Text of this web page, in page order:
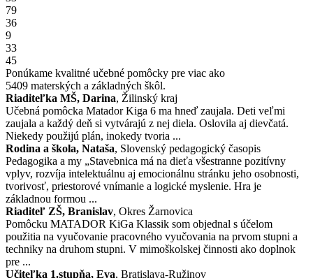
79
36
9
33
45
Ponúkame kvalitné učebné pomôcky pre viac ako
5409 materských a základných škôl.
Riaditeľka MŠ, Darina, Žilinský kraj
Učebná pomôcka Matador Kiga 6 ma hneď zaujala. Deti veľmi
zaujala a každý deň si vytvárajú z nej diela. Oslovila aj dievčatá.
Niekedy použijú plán, inokedy tvoria ...
Rodina a škola, Nataša, Slovenský pedagogický časopis
Pedagogika a my „Stavebnica má na dieťa všestranne pozitívny
vplyv, rozvíja intelektuálnu aj emocionálnu stránku jeho osobnosti,
tvorivosť, priestorové vnímanie a logické myslenie. Hra je
základnou formou ...
Riaditeľ ZŠ, Branislav, Okres Žarnovica
Pomôcku MATADOR KiGa Klassik som objednal s účelom
použitia na vyučovanie pracovného vyučovania na prvom stupni a
techniky na druhom stupni. V mimoškolskej činnosti ako doplnok
pre ...
Učiteľka 1.stupňa, Eva, Bratislava-Ružinov